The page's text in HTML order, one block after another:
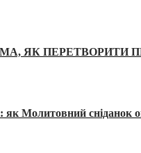
ЯК ПЕРЕТВОРИТИ
як Молитовний сніданок